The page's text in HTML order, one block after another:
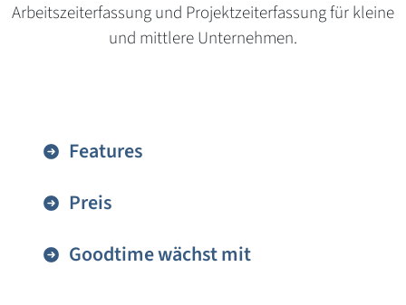
Arbeitszeiterfassung und Projektzeiterfassung für kleine
und mittlere Unternehmen.
Features
Preis
Goodtime wächst mit